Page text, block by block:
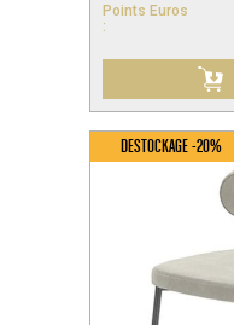
Points Euros
:
DESTOCKAGE -20%